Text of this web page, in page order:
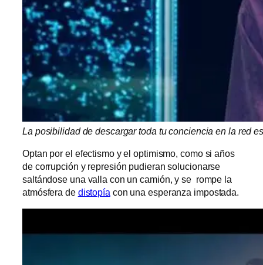
La posibilidad de descargar toda tu conciencia en la red
Optan por el efectismo y el optimismo, como si años
de corrupción y represión pudieran solucionarse
saltándose una valla con un camión, y se rompe la
atmósfera de distopía con una esperanza impostada.